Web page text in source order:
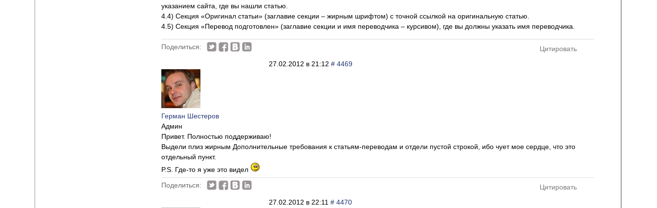
указанием сайта, где вы нашли статью.
4.4) Секция «Оригинал статьи» (заглавие секции – жирным шрифтом) с точной ссылкой на оригинальную статью.
4.5) Секция «Перевод подготовлен» (заглавие секции и имя переводчика – курсивом), где вы должны указать имя переводчика.
Поделиться:
Цитировать
27.02.2012 в 21:12 # 4469
Герман Шестеров
Админ
Привет. Полностью поддерживаю!
Выдели плиз жирным Дополнительные требования к статьям-переводам и отдели пустой строкой, ибо чует мое сердце, что это
отдельный пункт.
P.S. Где-то я уже это видел
Поделиться:
Цитировать
27.02.2012 в 22:11 # 4470